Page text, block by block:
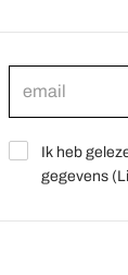
Ik heb
gegevens (